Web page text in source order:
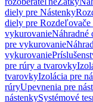
diely pre Nástenky
diely pre
vykurovanieNáhradné
pre vykurovanie
vykurovanie
pre rúry a tvarovky
tvarovkyIzolácia pre
rúryUpevnenia pre
nástenkySystémové